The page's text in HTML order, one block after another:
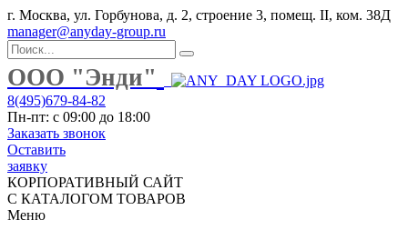
г. Москва, ул. Горбунова, д. 2, строение 3, помещ. II, ком. 38Д
manager@anyday-group.ru
ООО "Энди"
8(495)679-84-82
Пн-пт: с 09:00 до 18:00
Заказать звонок
Оставить
заявку
КОРПОРАТИВНЫЙ САЙТ
С КАТАЛОГОМ ТОВАРОВ
Меню